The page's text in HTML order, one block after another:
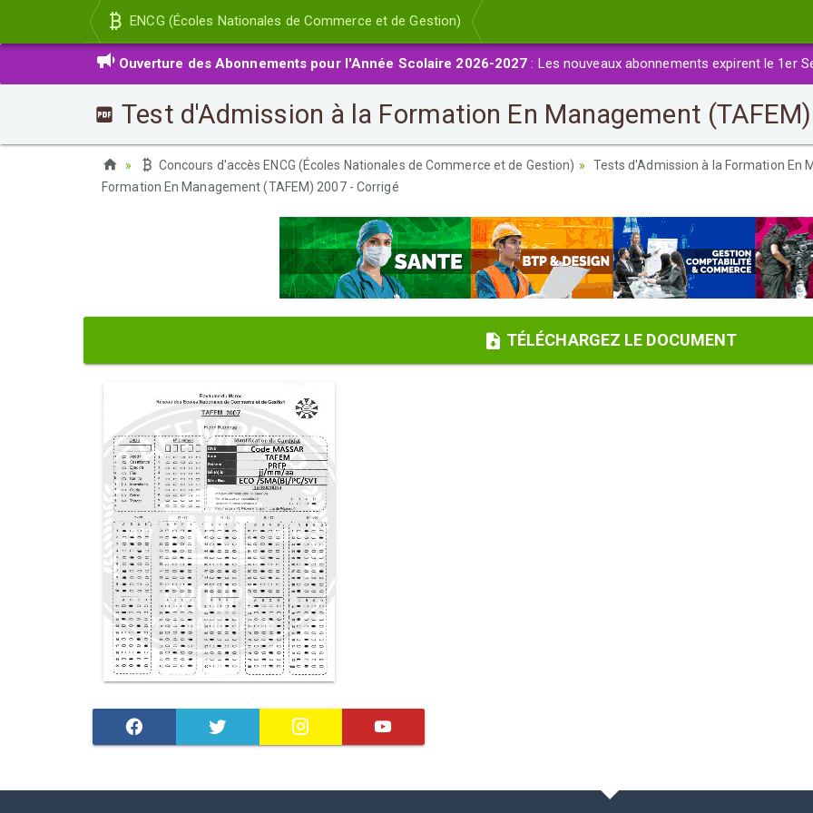
ENCG (Écoles Nationales de Commerce et de Gestion)
Ouverture des Abonnements pour l'Année Scolaire 2026-2027 : Les nouveaux abonnements expirent le 1er
Test d'Admission à la Formation En Management
Concours d'accès ENCG (Écoles Nationales de Commerce et de Gestion) Tests d'Admission à la Formation En
Formation En Management (TAFEM) 2007 - Corrigé
TÉLÉCHARGEZ LE DOCUMENT